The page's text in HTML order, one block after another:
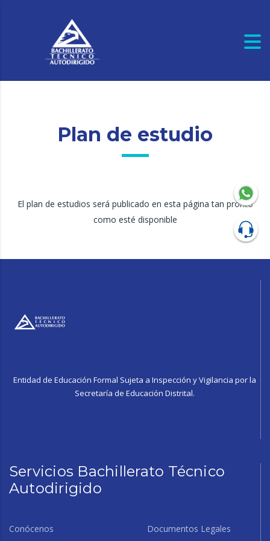
Plan de estudio
El plan de estudios será publicado en esta página tan pronto
como esté disponible
Entidad de Educación Formal Sujeta a Inspección y Vigilancia por la
Secretaría de Educación Distrital.
Servicios Bachillerato Técnico
Autodirigido
Conócenos Documentos Legales